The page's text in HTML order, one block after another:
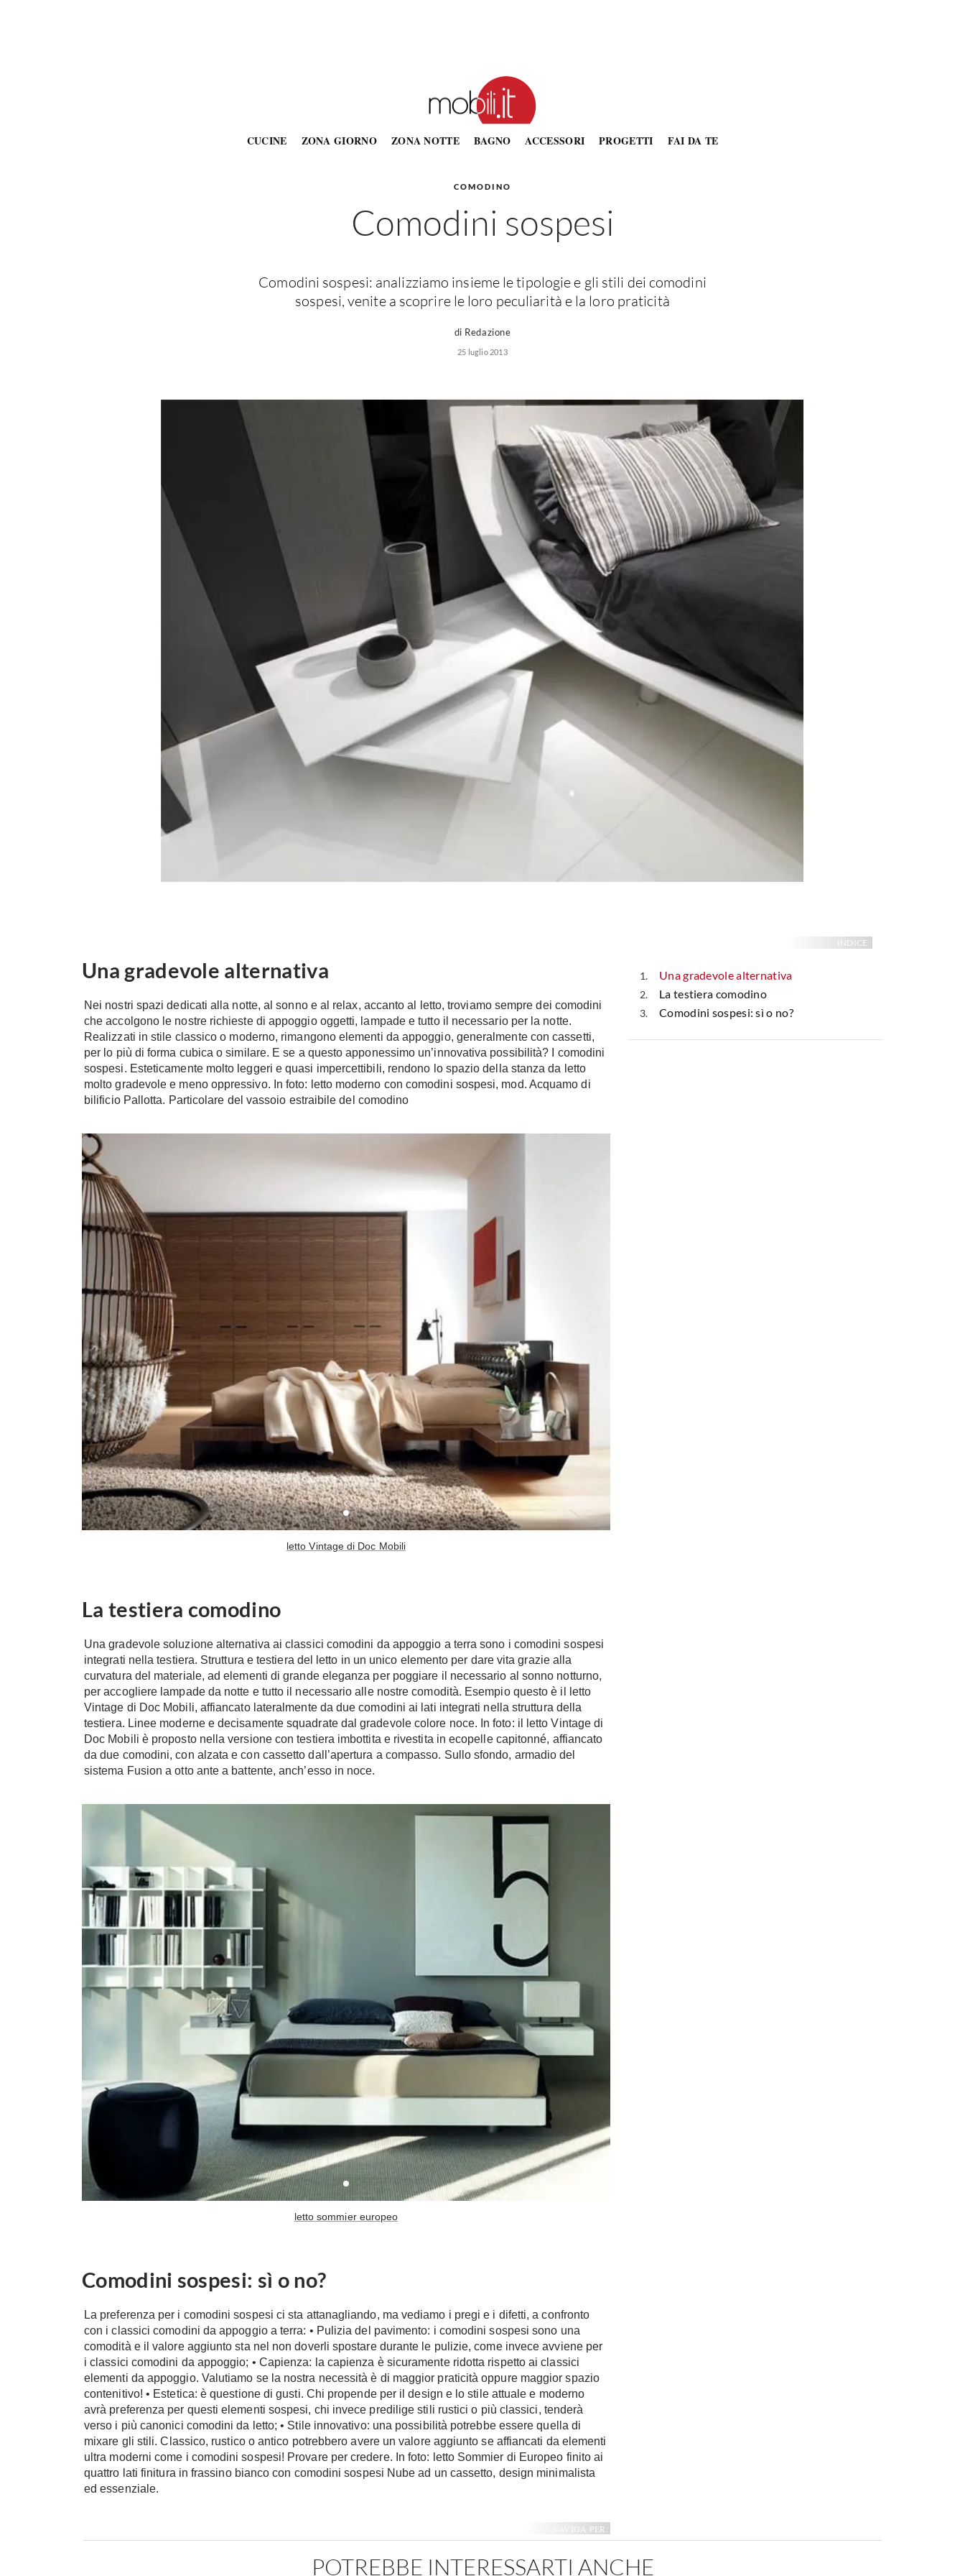
CUCINE ZONA GIORNO ZONA NOTTE BAGNO ACCESSORI PROGETTI FAI DA TE
COMODINO
Comodini sospesi
Comodini sospesi: analizziamo insieme le tipologie e gli stili dei comodini
sospesi, venite a scoprire le loro peculiarità e la loro praticità
di Redazione
25 luglio 2013
Una gradevole alternativa
Nei nostri spazi dedicati alla notte, al sonno e al relax, accanto al letto, troviamo sempre dei comodini
che accolgono le nostre richieste di appoggio oggetti, lampade e tutto il necessario per la notte.
Realizzati in stile classico o moderno, rimangono elementi da appoggio, generalmente con cassetti,
per lo più di forma cubica o similare. E se a questo apponessimo un’innovativa possibilità? I comodini
sospesi. Esteticamente molto leggeri e quasi impercettibili, rendono lo spazio della stanza da letto
molto gradevole e meno oppressivo. In foto: letto moderno con comodini sospesi, mod. Acquamo di
bilificio Pallotta. Particolare del vassoio estraibile del comodino
letto Vintage di Doc Mobili
La testiera comodino
Una gradevole soluzione alternativa ai classici comodini da appoggio a terra sono i comodini sospesi
integrati nella testiera. Struttura e testiera del letto in un unico elemento per dare vita grazie alla
curvatura del materiale, ad elementi di grande eleganza per poggiare il necessario al sonno notturno,
per accogliere lampade da notte e tutto il necessario alle nostre comodità. Esempio questo è il letto
Vintage di Doc Mobili, affiancato lateralmente da due comodini ai lati integrati nella struttura della
testiera. Linee moderne e decisamente squadrate dal gradevole colore noce. In foto: il letto Vintage di
Doc Mobili è proposto nella versione con testiera imbottita e rivestita in ecopelle capitonné, affiancato
da due comodini, con alzata e con cassetto dall’apertura a compasso. Sullo sfondo, armadio del
sistema Fusion a otto ante a battente, anch’esso in noce.
letto sommier europeo
Comodini sospesi: sì o no?
La preferenza per i comodini sospesi ci sta attanagliando, ma vediamo i pregi e i difetti, a confronto
con i classici comodini da appoggio a terra: • Pulizia del pavimento: i comodini sospesi sono una
comodità e il valore aggiunto sta nel non doverli spostare durante le pulizie, come invece avviene per
i classici comodini da appoggio; • Capienza: la capienza è sicuramente ridotta rispetto ai classici
elementi da appoggio. Valutiamo se la nostra necessità è di maggior praticità oppure maggior spazio
contenitivo! • Estetica: è questione di gusti. Chi propende per il design e lo stile attuale e moderno
avrà preferenza per questi elementi sospesi, chi invece predilige stili rustici o più classici, tenderà
verso i più canonici comodini da letto; • Stile innovativo: una possibilità potrebbe essere quella di
mixare gli stili. Classico, rustico o antico potrebbero avere un valore aggiunto se affiancati da elementi
ultra moderni come i comodini sospesi! Provare per credere. In foto: letto Sommier di Europeo finito ai
quattro lati finitura in frassino bianco con comodini sospesi Nube ad un cassetto, design minimalista
ed essenziale.
NAVIGA PER:
INDICE:
Una gradevole alternativa
La testiera comodino
Comodini sospesi: sì o no?
POTREBBE INTERESSARTI ANCHE